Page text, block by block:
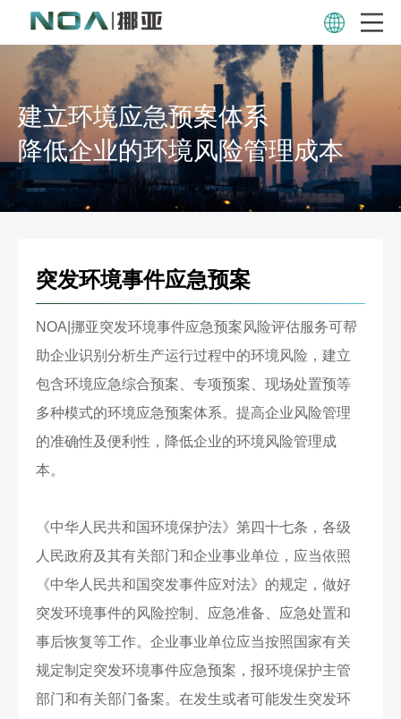
建立环境应急预案体系
降低企业的环境风险管理成本
突发环境事件应急预案
NOA|挪亚突发环境事件应急预案风险评估服务可帮
助企业识别分析生产运行过程中的环境风险，建立
包含环境应急综合预案、专项预案、现场处置预等
多种模式的环境应急预案体系。提高企业风险管理
的准确性及便利性，降低企业的环境风险管理成
本。
《中华人民共和国环境保护法》第四十七条，各级
人民政府及其有关部门和企业事业单位，应当依照
《中华人民共和国突发事件应对法》的规定，做好
突发环境事件的风险控制、应急准备、应急处置和
事后恢复等工作。企业事业单位应当按照国家有关
规定制定突发环境事件应急预案，报环境保护主管
部门和有关部门备案。在发生或者可能发生突发环